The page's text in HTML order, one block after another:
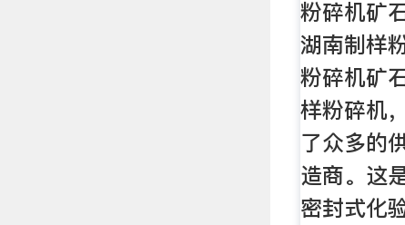
粉碎机矿
湖南制样
粉碎机矿
样粉碎机
了众多的
造商。这
密封式化